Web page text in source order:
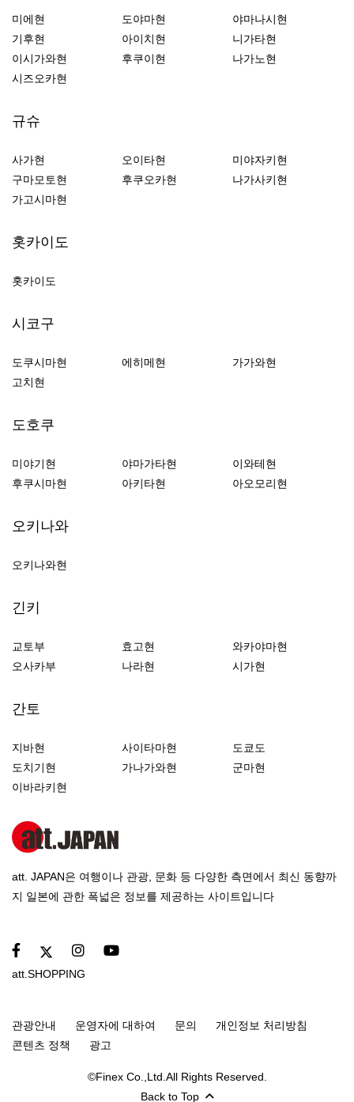
미에현 도야마현
야마나시현
기후현
아이치현
니가타현
이시가와현
후쿠이현
나가노현
시즈오카현
규슈
사가현 오이타현
미야자키현
구마모토현
후쿠오카현
나가사키현
가고시마현
홋카이도
홋카이도
시코구
도쿠시마현 에히메현
가가와현
고치현
도호쿠
미야기현 야마가타현
이와테현
후쿠시마현
아키타현 아오모리현
오키나와
오키나와현
긴키
교토부 효고현
와카야마현
오사카부
나라현 시가현
간토
지바현 사이타마현
도쿄도
도치기현
가나가와현
군마현
이바라키현
att. JAPAN은 여행이나 관광, 문화 등 다양한 측면에서 최신 동향까
지 일본에 관한 폭넓은 정보를 제공하는 사이트입니다
att.SHOPPING
관광안내 운영자에 대하여 문의
개인정보 처리방침
콘텐츠 정책
광고
©Finex Co.,Ltd.All Rights Reserved.
Back to Top